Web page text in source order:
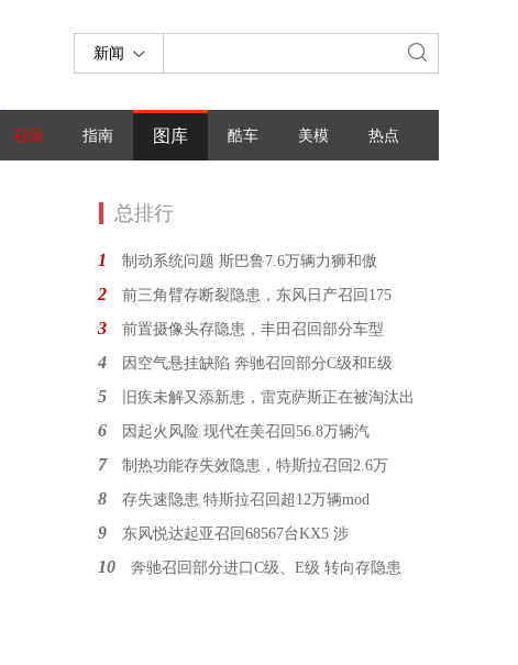
新闻
召回 指南 图库 酷车 美模 热点
总排行
1 制动系统问题 斯巴鲁7.6万辆力狮和傲
2 前三角臂存断裂隐患，东风日产召回175
3 前置摄像头存隐患，丰田召回部分车型
4 因空气悬挂缺陷 奔驰召回部分C级和E级
5 旧疾未解又添新患，雷克萨斯正在被淘汰出
6 因起火风险 现代在美召回56.8万辆汽
7 制热功能存失效隐患，特斯拉召回2.6万
8 存失速隐患 特斯拉召回超12万辆mod
9 东风悦达起亚召回68567台KX5 涉
10 奔驰召回部分进口C级、E级 转向存隐患